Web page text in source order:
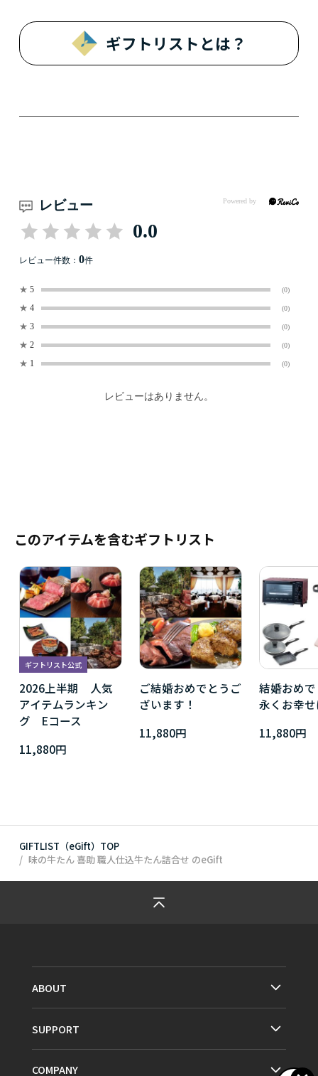
ギフトリストとは？
レビュー
0.0
レビュー件数： 0件
★ 5 (0)
★ 4 (0)
★ 3 (0)
★ 2 (0)
★ 1 (0)
レビューはありません。
このアイテムを含むギフトリスト
ギフトリスト公式
2026上半期 人気
アイテムランキン
グ Eコース
11,880円
ご結婚おめでとうご
ざいます！
11,880円
結婚おめ
永くお幸
11,880円
GIFTLIST（eGift）TOP
味の牛たん 喜助 職人仕込牛たん詰合せ のeGift
ABOUT
SUPPORT
COMPANY